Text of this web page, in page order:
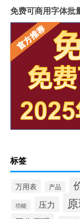
免费可商用字体批
标签
万用表 产品
功能 压力